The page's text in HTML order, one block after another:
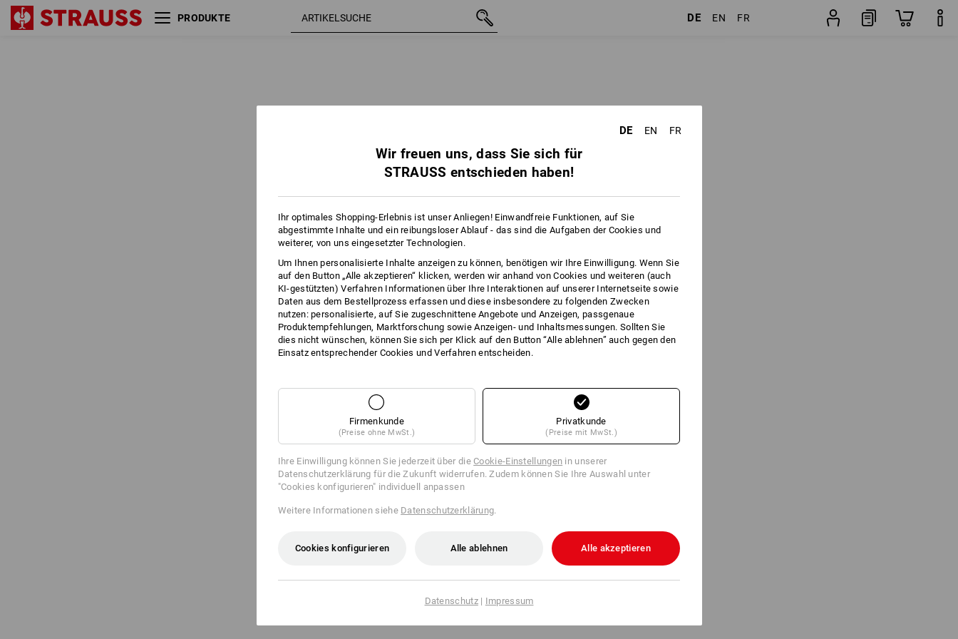
​Der CI MYMOTION Konfigurator steht leider nicht mehr zur Verfügung. Bitte
06050 9710 89030
PRODUKTE DE EN FR
DE EN FR
Wir freuen uns, dass Sie sich für
STRAUSS entschieden haben!
Ihr optimales Shopping-Erlebnis ist unser Anliegen! Einwandfreie Funktionen, auf Sie
abgestimmte Inhalte und ein reibungsloser Ablauf - das sind die Aufgaben der Cookies und
weiterer, von uns eingesetzter Technologien.
Um Ihnen personalisierte Inhalte anzeigen zu können, benötigen wir Ihre Einwilligung. Wenn Sie
auf den Button „Alle akzeptieren“ klicken, werden wir anhand von Cookies und weiteren (auch
KI-gestützten) Verfahren Informationen über Ihre Interaktionen auf unserer Internetseite sowie
Daten aus dem Bestellprozess erfassen und diese insbesondere zu folgenden Zwecken
nutzen: personalisierte, auf Sie zugeschnittene Angebote und Anzeigen, passgenaue
Produktempfehlungen, Marktforschung sowie Anzeigen- und Inhaltsmessungen. Sollten Sie
dies nicht wünschen, können Sie sich per Klick auf den Button “Alle ablehnen” auch gegen den
Einsatz entsprechender Cookies und Verfahren entscheiden.
Firmenkunde
(Preise ohne MwSt.)
Privatkunde
(Preise mit MwSt.)
Ihre Einwilligung können Sie jederzeit über dieCookie-Einstellungen in unserer
Datenschutzerklärung für die Zukunft widerrufen. Zudem können Sie Ihre Auswahl unter
"Cookies konfigurieren" individuell anpassen
Weitere Informationen siehe Datenschutzerklärung.
Cookies konfigurieren Alle ablehnen Alle akzeptieren
Datenschutz| Impressum